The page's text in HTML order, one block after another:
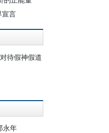
宣言
待假神假道
永年